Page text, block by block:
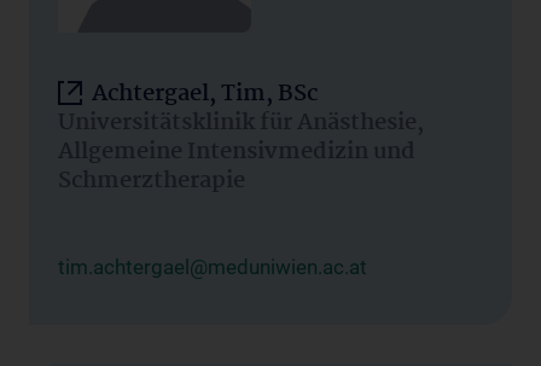
Achtergael, Tim, BSc
Universitätsklinik für Anästhesie,
Allgemeine Intensivmedizin und
Schmerztherapie
tim.achtergael@meduniwien.ac.at